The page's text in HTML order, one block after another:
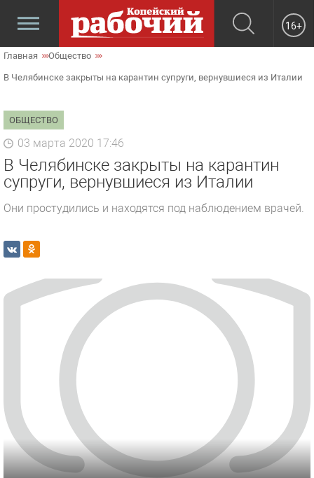
16+
Главная Общество
В Челябинске закрыты на карантин супруги, вернувшиеся из Италии
ОБЩЕСТВО
03 марта 2020 17:46
В Челябинске закрыты на карантин
супруги, вернувшиеся из Италии
Они простудились и находятся под наблюдением врачей.